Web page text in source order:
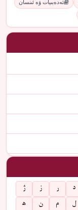
ئەدەبىيات ۋە ئىنسان
د ر ز
ژ
ل م ن
ھ